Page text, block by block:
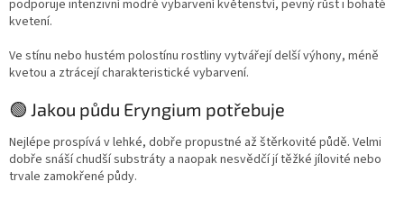
podporuje intenzivní modré vybarvení květenství, pevný růst i bohaté
kvetení.
Ve stínu nebo hustém polostínu rostliny vytvářejí delší výhony, méně
kvetou a ztrácejí charakteristické vybarvení.
🟢 Jakou půdu Eryngium potřebuje
Nejlépe prospívá v lehké, dobře propustné až štěrkovité půdě. Velmi
dobře snáší chudší substráty a naopak nesvědčí jí těžké jílovité nebo
trvale zamokřené půdy.